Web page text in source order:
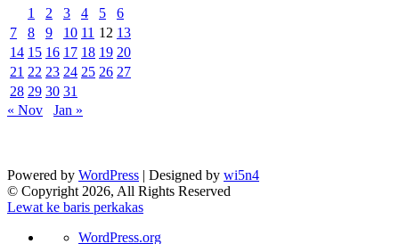
1
2 3 4 5
6
7
8 9 10 11 12 13
14 15 16 17 18 19 20
21 22 23 24 25 26 27
28 29 30 31
« Nov
Jan »
Powered by WordPress | Designed by wi5n4
© Copyright 2026, All Rights Reserved
Lewat ke baris perkakas
TentangWordPress.org